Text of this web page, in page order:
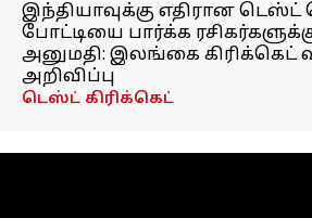
இந்தியாவுக்கு எதிரான
போட்டியை பார்க்க
அனுமதி: இலங்கை கிரிக்கெட்
அறிவிப்பு
டெஸ்ட் கிரிக்கெட்